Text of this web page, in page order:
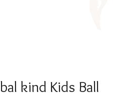
kind Kids Ball